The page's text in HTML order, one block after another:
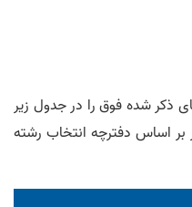
ذکر شده فوق را در جدول زیر
اساس دفترچه انتخاب رشته